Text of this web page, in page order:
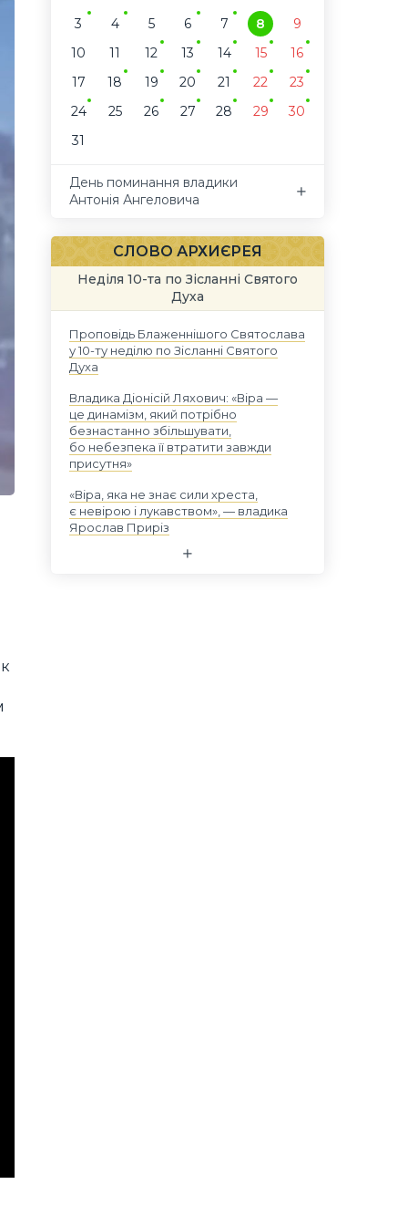
3
4 5 6 7 8
9
10
11 12 13 14 15
16
17
18 19 20 21 22
23
24
25 26 27 28 29
30
31
День поминання владики
Антонія Ангеловича
СЛОВО АРХИЄРЕЯ
Неділя 10-та по Зісланні Святого
Духа
Проповідь Блаженнішого Святослава
у 10-ту неділю по Зісланні Святого
Духа
Владика Діонісій Ляхович: «Віра —
це динамізм, який потрібно
безнастанно збільшувати,
бо небезпека її втратити завжди
присутня»
«Віра, яка не знає сили хреста,
є невірою і лукавством», — владика
Ярослав Приріз